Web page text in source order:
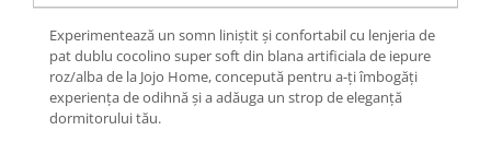
Cu inimioare
Cu pisici
Cu Animal Print
Cu ursuleti
Experimentează un somn liniștit și confortabil cu lenjeria de
pat dublu cocolino super soft din blana artificiala de iepure
roz/alba de la Jojo Home, concepută pentru a-ți îmbogăți
experiența de odihnă și a adăuga un strop de eleganță
dormitorului tău.